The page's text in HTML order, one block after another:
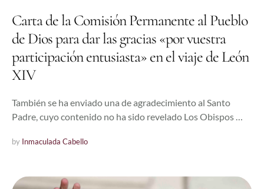
Carta de la Comisión Permanente al Pueblo
de Dios para dar las gracias «por vuestra
participación entusiasta» en el viaje de León
XIV
También se ha enviado una de agradecimiento al Santo
Padre, cuyo contenido no ha sido revelado Los Obispos …
by Inmaculada Cabello